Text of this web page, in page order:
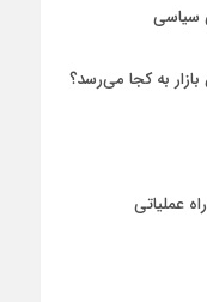
سیاسی
به کجا می‌رسد؟
عملیاتی